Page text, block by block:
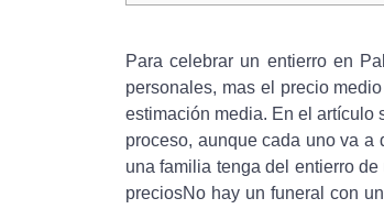
Para celebrar un entierro en
personales, mas el precio
estimación media. En el artículo
proceso, aunque cada uno va
una familia tenga del entierro
preciosNo hay un funeral con